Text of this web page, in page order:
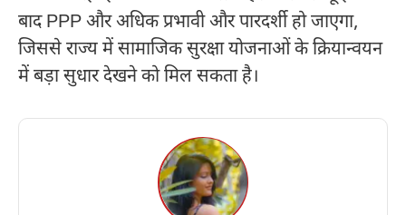
बाद PPP और अधिक प्रभावी और पारदर्शी हो जाएगा,
जिससे राज्य में सामाजिक सुरक्षा योजनाओं के क्रियान्वयन
में बड़ा सुधार देखने को मिल सकता है।